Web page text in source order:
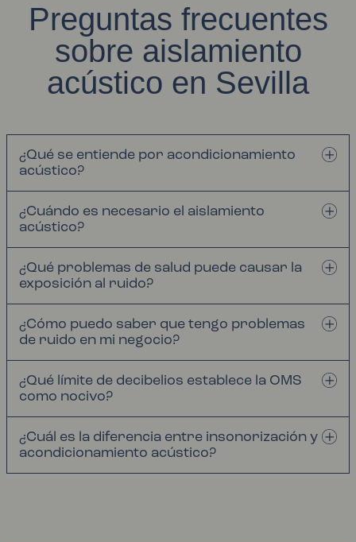
Preguntas frecuentes
sobre aislamiento
acústico en Sevilla
¿Qué se entiende por acondicionamiento
acústico?
¿Cuándo es necesario el aislamiento
acústico?
¿Qué problemas de salud puede causar la
exposición al ruido?
¿Cómo puedo saber que tengo problemas
de ruido en mi negocio?
¿Qué límite de decibelios establece la OMS
como nocivo?
¿Cuál es la diferencia entre insonorización y
acondicionamiento acústico?